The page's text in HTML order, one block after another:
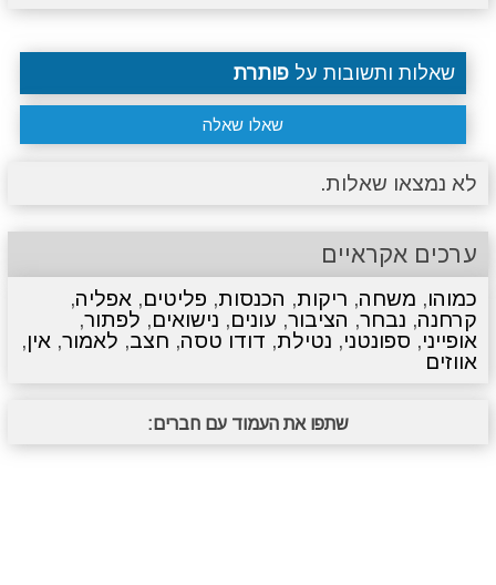
שאלות ותשובות על פותרת
שאלו שאלה
לא נמצאו שאלות.
ערכים אקראיים
כמוהו, משחה, ריקות, הכנסות, פליטים, אפליה,
קרחנה, נבחר, הציבור, עונים, נישואים, לפתור,
אופייני, ספונטני, נטילת, דודו טסה, חצב, לאמור, אין,
אווזים
שתפו את העמוד עם חברים: